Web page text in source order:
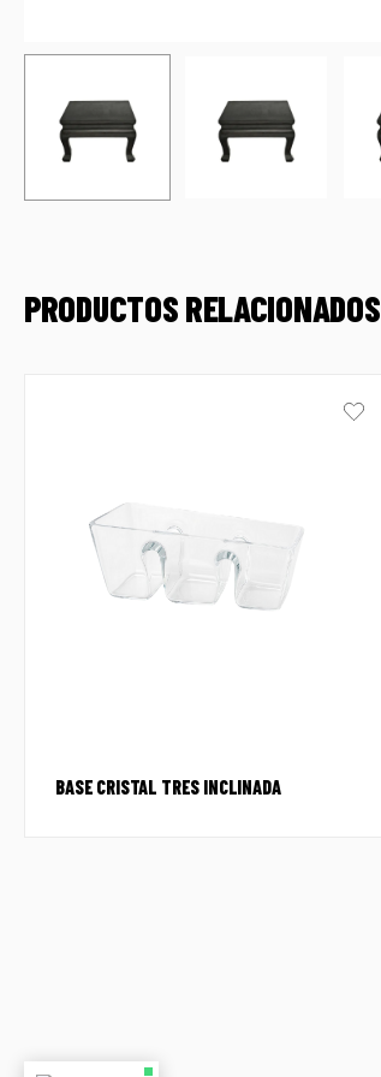
PRODUCTOS RELACIONADOS
BASE CRISTAL TRES INCLINADA